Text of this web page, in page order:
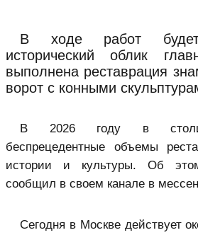
В ходе работ будет
исторический облик
выполнена реставрация
ворот с конными
В 2026 году в
беспрецедентные объемы
истории и культуры. Об
сообщил в своем канале в
Сегодня в Москве действует